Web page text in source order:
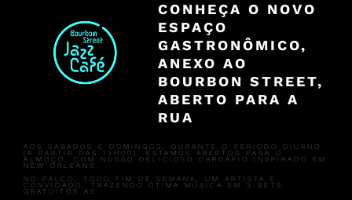
CONHEÇA O NOVO
ESPAÇO
GASTRONÔMICO,
ANEXO AO
BOURBON STREET,
ABERTO PARA A
RUA
AOS SÁBADOS E DOMINGOS, DURANTE O PERÍODO DIURNO
(A PARTIR DAS 13H00), ESTAMOS ABERTOS PARA O
ALMOÇO, COM NOSSO DELICIOSO CARDÁPIO INSPIRADO EM
NEW ORLEANS.
NO PALCO, TODO FIM DE SEMANA, UM ARTISTA É
CONVIDADO, TRAZENDO ÓTIMA MÚSICA EM 3 SETS
GRATUITOS AS :